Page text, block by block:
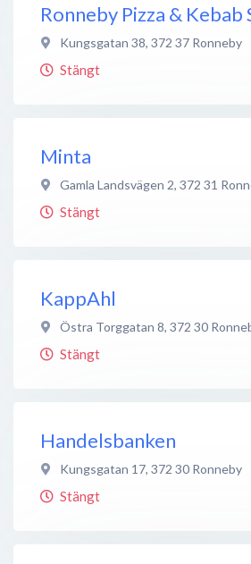
Ronneby Pizza & Kebab
Kungsgatan 38, 372 37 Ronneby
Stängt
Minta
Gamla Landsvägen 2, 372 31
Stängt
KappAhl
Östra Torggatan 8, 372 30
Stängt
Handelsbanken
Kungsgatan 17, 372 30 Ronneby
Stängt